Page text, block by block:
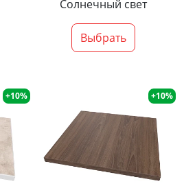
Солнечный свет
Выбрать
+10% +10%